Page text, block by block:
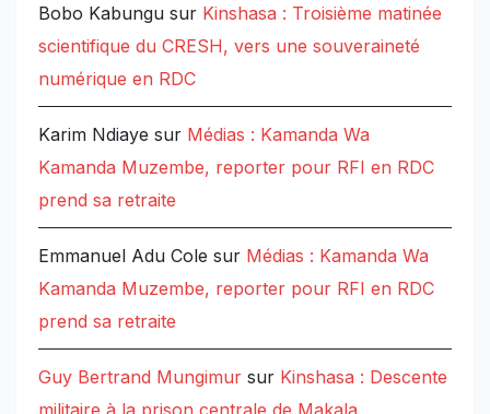
Bobo Kabungu sur Kinshasa : Troisième matinée
scientifique du CRESH, vers une souveraineté
numérique en RDC
Karim Ndiaye sur Médias : Kamanda Wa
Kamanda Muzembe, reporter pour RFI en RDC
prend sa retraite
Emmanuel Adu Cole sur Médias : Kamanda Wa
Kamanda Muzembe, reporter pour RFI en RDC
prend sa retraite
Guy Bertrand Mungimur sur Kinshasa : Descente
militaire à la prison centrale de Makala,